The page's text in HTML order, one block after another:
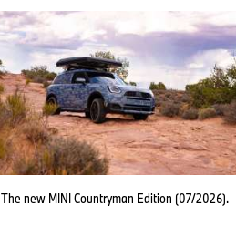
The new MINI Countryman Edition (07/2026).